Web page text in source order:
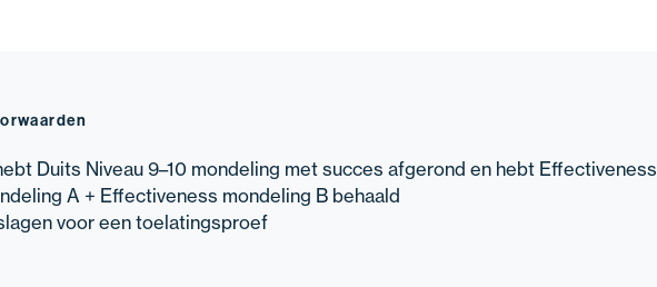
Duits Niveau 9–10 mondeling met succes afgerond en hebt Effectiveness
A + Effectiveness mondeling B behaald
voor een toelatingsproef